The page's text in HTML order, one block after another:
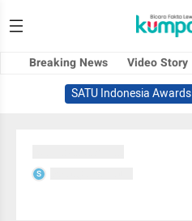
Breaking News Video Story
SATU Indonesia Awards
S